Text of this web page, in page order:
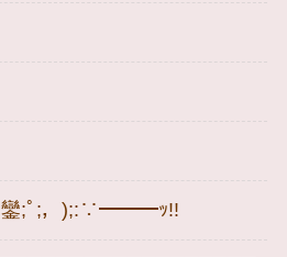
;ﾟ;，);:∵━━━ｯ!!